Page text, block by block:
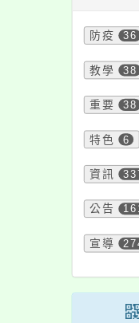
防疫 36
教學 38
重要 38
特色 6
資訊
公告
宣導
臺灣海洋國際青